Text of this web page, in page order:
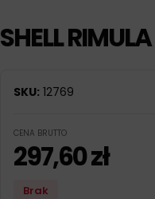
SHELL
SKU: 12769
CENA BRUTTO
297,60zł
Brak